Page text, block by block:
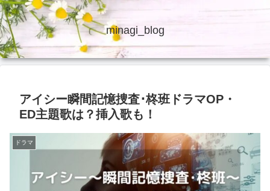
minagi_blog
アイシー瞬間記憶捜査･柊班ドラマOP・
ED主題歌は？挿入歌も！
ドラマ